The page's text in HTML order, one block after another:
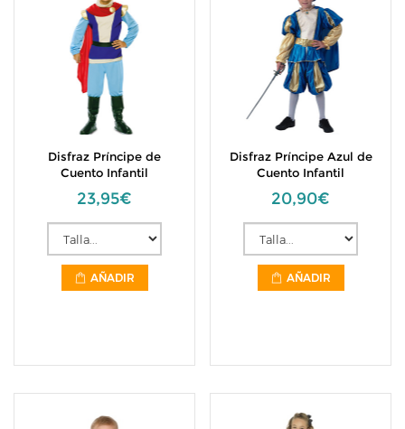
Disfraz Príncipe de
Cuento Infantil
23,95€
AÑADIR
Disfraz Príncipe Azul de
Cuento Infantil
20,90€
AÑADIR